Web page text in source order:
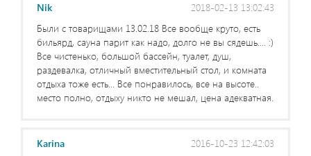
Nik
2018-02-13 13:02:43
Были с товарищами 13.02.18 Все вообще круто, есть
бильярд, сауна парит как надо, долго не вы сядешь.... :)
Все чистенько, большой бассейн, туалет, душ,
раздевалка, отличный вместительный стол, и комната
отдыха тоже есть... Все понравилось, все на высоте..
место полно, отдыху никто не мешал, цена адекватная.
Karina
2016-10-23 12:42:03